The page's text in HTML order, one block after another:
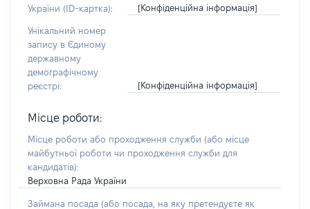
України (ID-картка):
[Конфіденційна інформація]
Унікальний номер
запису в Єдиному
державному
демографічному
реєстрі:
[Конфіденційна інформація]
Місце роботи:
Місце роботи або проходження служби (або місце
майбутньої роботи чи проходження служби для
кандидатів):
Верховна Рада України
Займана посада (або посада, на яку претендуєте як